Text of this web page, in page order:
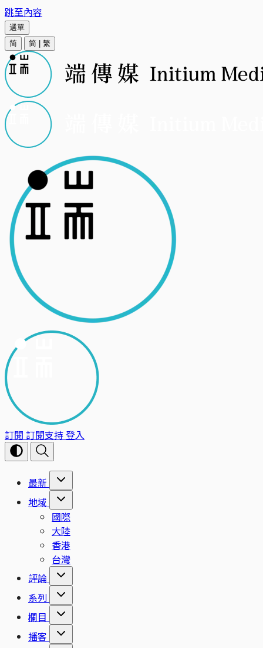
跳至內容
選單
简
简 繁
訂閱 訂閱支持登入
最新
地域
國際
大陸
香港
台灣
評論
系列
欄目
播客